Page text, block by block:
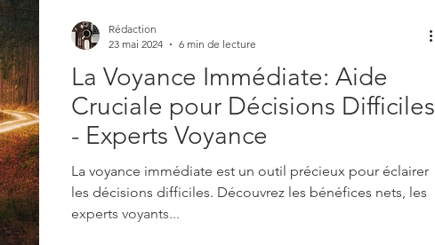
La Voyance Immédiate: Aide
Cruciale pour Décisions Difficiles
- Experts Voyance
La voyance immédiate est un outil précieux pour éclairer
les décisions difficiles. Découvrez les bénéfices nets, les
experts voyants...
Rédaction
23 mai 2024
6 min de lecture